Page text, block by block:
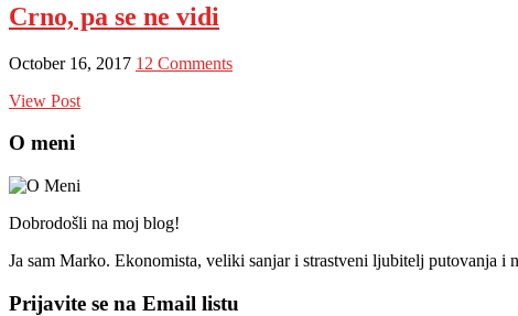
Crno, pa se ne vidi
October 16, 2017 12 Comments
View Post
O meni
Dobrodošli na moj blog!
Ja sam Marko. Ekonomista, veliki sanjar i strastveni ljubitelj putovanja
Prijavite se na Email listu